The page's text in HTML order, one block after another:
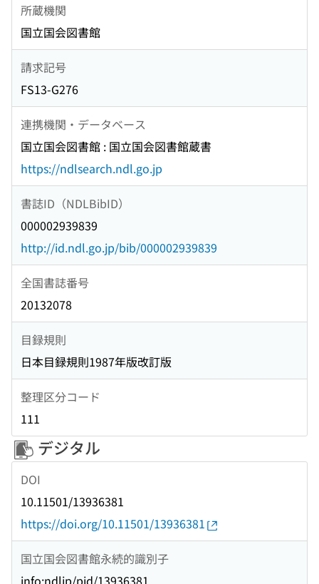
所蔵機関
国立国会図書館
請求記号
FS13-G276
連携機関・データベース
国立国会図書館 : 国立国会図書館蔵書
https://ndlsearch.ndl.go.jp
書誌ID（NDLBibID）
000002939839
http://id.ndl.go.jp/bib/000002939839
全国書誌番号
20132078
目録規則
日本目録規則1987年版改訂版
整理区分コード
111
デジタル
DOI
10.11501/13936381
https://doi.org/10.11501/13936381
国立国会図書館永続的識別子
info:ndljp/pid/13936381